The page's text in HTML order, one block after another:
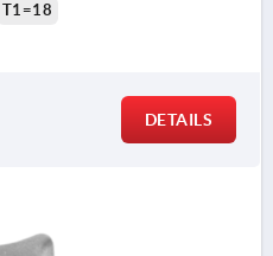
T1=18
DETAILS